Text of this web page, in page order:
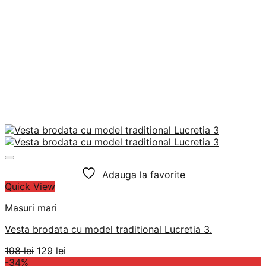
Adauga la favorite
Quick View
Masuri mari
Vesta brodata cu model traditional Lucretia 3.
198lei Prețul
129 lei
-34%